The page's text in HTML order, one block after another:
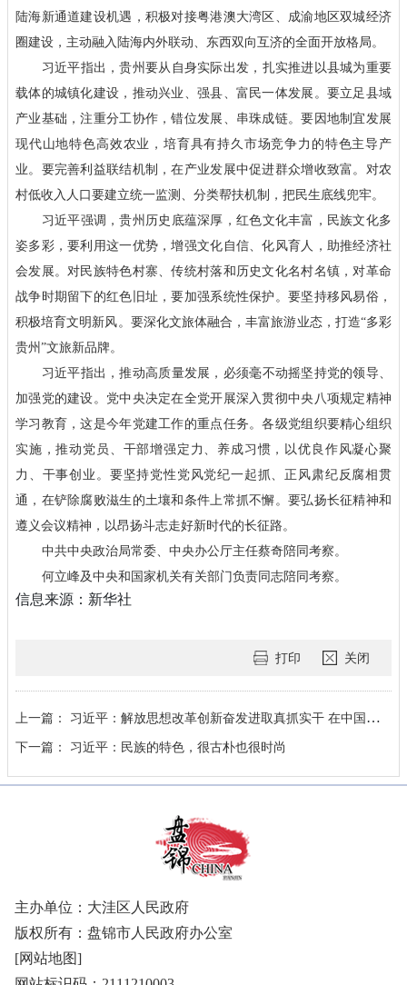
陆海新通道建设机遇，积极对接粤港澳大湾区、成渝地区双城经济
圈建设，主动融入陆海内外联动、东西双向互济的全面开放格局。
习近平指出，贵州要从自身实际出发，扎实推进以县城为重要
载体的城镇化建设，推动兴业、强县、富民一体发展。要立足县域
产业基础，注重分工协作，错位发展、串珠成链。要因地制宜发展
现代山地特色高效农业，培育具有持久市场竞争力的特色主导产
业。要完善利益联结机制，在产业发展中促进群众增收致富。对农
村低收入人口要建立统一监测、分类帮扶机制，把民生底线兜牢。
习近平强调，贵州历史底蕴深厚，红色文化丰富，民族文化多
姿多彩，要利用这一优势，增强文化自信、化风育人，助推经济社
会发展。对民族特色村寨、传统村落和历史文化名村名镇，对革命
战争时期留下的红色旧址，要加强系统性保护。要坚持移风易俗，
积极培育文明新风。要深化文旅体融合，丰富旅游业态，打造“多彩
贵州”文旅新品牌。
习近平指出，推动高质量发展，必须毫不动摇坚持党的领导、
加强党的建设。党中央决定在全党开展深入贯彻中央八项规定精神
学习教育，这是今年党建工作的重点任务。各级党组织要精心组织
实施，推动党员、干部增强定力、养成习惯，以优良作风凝心聚
力、干事创业。要坚持党性党风党纪一起抓、正风肃纪反腐相贯
通，在铲除腐败滋生的土壤和条件上常抓不懈。要弘扬长征精神和
遵义会议精神，以昂扬斗志走好新时代的长征路。
中共中央政治局常委、中央办公厅主任蔡奇陪同考察。
何立峰及中央和国家机关有关部门负责同志陪同考察。
信息来源：新华社
打印 关闭
上一篇：
习近平：解放思想改革创新奋发进取真抓实干 在中国式现代化进程中开创云南发展新局面
下一篇：
习近平：民族的特色，很古朴也很时尚
主办单位：大洼区人民政府
版权所有：盘锦市人民政府办公室
[网站地图]